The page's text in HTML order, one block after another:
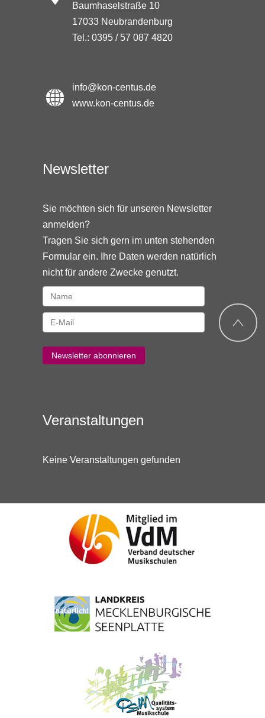
Baumhaselstraße 10
17033 Neubrandenburg
Tel.: 0395 / 57 087 4820
info@kon-centus.de
www.kon-centus.de
Newsletter
Sie möchten sich für unseren Newsletter
anmelden?
Tragen Sie sich gern im unten stehenden
Formular ein. Ihre Daten werden natürlich
nicht für andere Zwecke genutzt.
Veranstaltungen
Keine Veranstaltungen gefunden